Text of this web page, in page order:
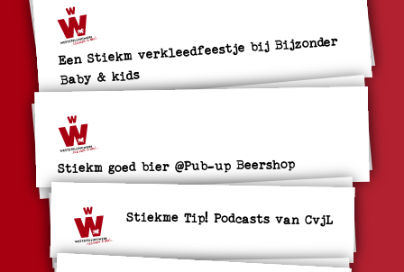
Een Stiekm verkleedfeestje bij Bijzonder
Baby & kids
Stiekm goed bier @Pub-up Beershop
Stiekme Tip! Podcasts van CvjL